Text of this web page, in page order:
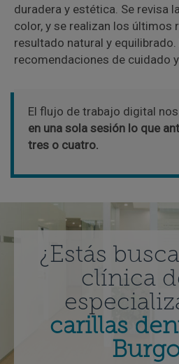
duradera y estética. Se revisa
color, y se realizan los últimos
resultado natural y
recomendaciones de cuidado
El flujo de trabajo digital
en una sola sesión lo que
tres o cuatro.
¿Estás
clínica
carillas